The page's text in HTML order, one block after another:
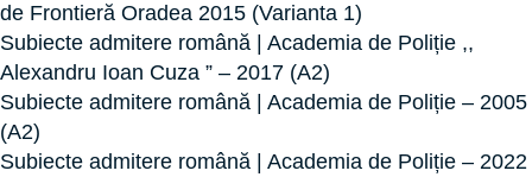
de Frontieră Oradea 2015 (Varianta 1)
Subiecte admitere română | Academia de Poliție ,,
Alexandru Ioan Cuza ” – 2017 (A2)
Subiecte admitere română | Academia de Poliție – 2005
(A2)
Subiecte admitere română | Academia de Poliție – 2022